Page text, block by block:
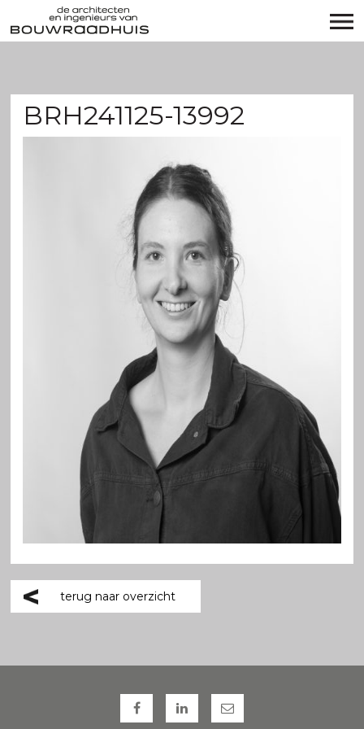
BRH241125-13992
terug naar overzicht